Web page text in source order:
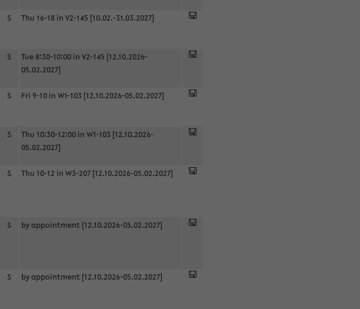
S Thu 16-18 in V2-145 [10.02.-31.03.2027]
S
Tue 8:30-10:00 in V2-145 [12.10.2026-
05.02.2027]
S Fri 9-10 in W1-103 [12.10.2026-05.02.2027]
S
Thu 10:30-12:00 in W1-103 [12.10.2026-
05.02.2027]
S Thu 10-12 in W3-207 [12.10.2026-05.02.2027]
S by appointment [12.10.2026-05.02.2027]
S by appointment [12.10.2026-05.02.2027]